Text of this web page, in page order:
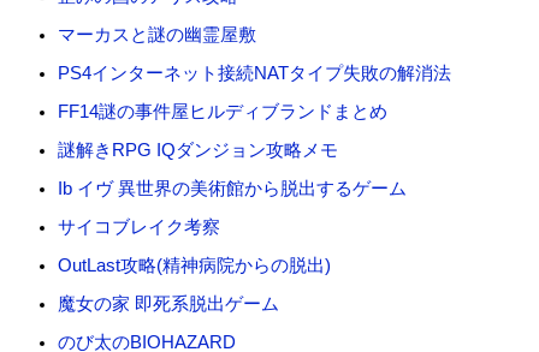
マーカスと謎の幽霊屋敷
PS4インターネット接続NATタイプ失敗の解消法
FF14謎の事件屋ヒルディブランドまとめ
謎解きRPG IQダンジョン攻略メモ
Ib イヴ 異世界の美術館から脱出するゲーム
サイコブレイク考察
OutLast攻略(精神病院からの脱出)
魔女の家 即死系脱出ゲーム
のび太のBIOHAZARD